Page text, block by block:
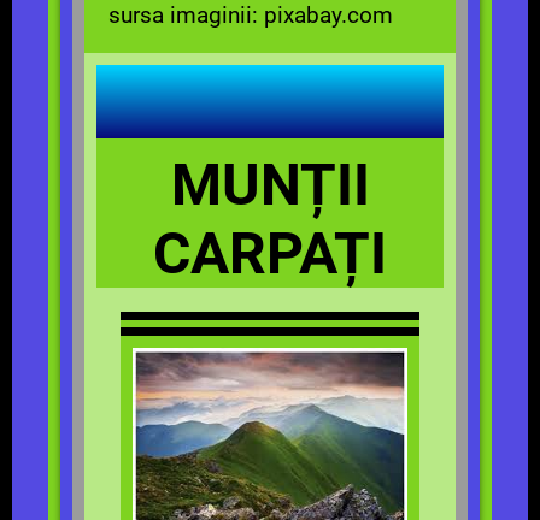
sursa imaginii: pixabay.com
MUNȚII
CARPAȚI